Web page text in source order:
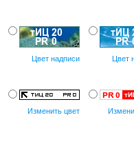
Цвет надписи Цвет
Изменить цвет